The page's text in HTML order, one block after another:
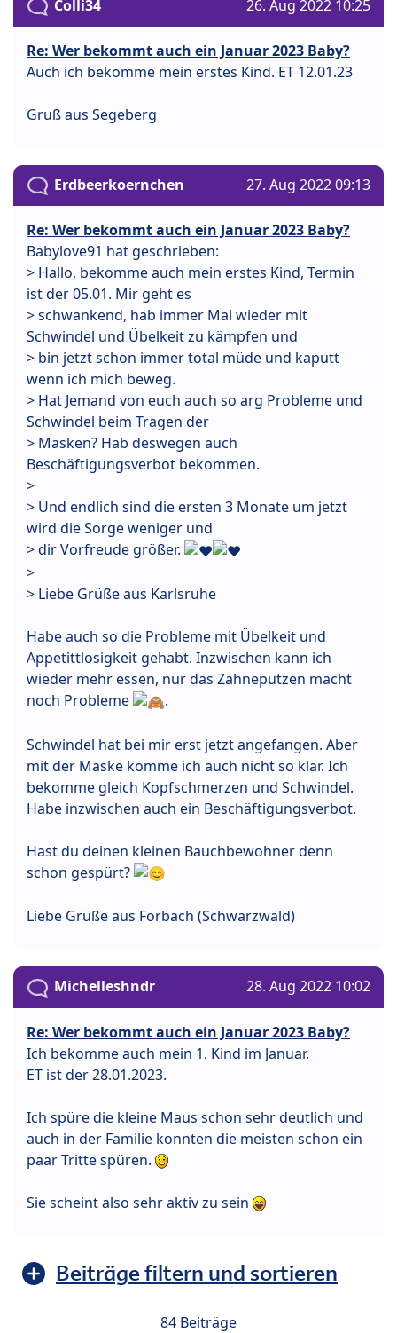
Colli34 26. Aug 2022 10:25
Re: Wer bekommt auch ein Januar 2023 Baby?
Auch ich bekomme mein erstes Kind. ET 12.01.23
Gruß aus Segeberg
Erdbeerkoernchen 27. Aug 2022 09:13
Re: Wer bekommt auch ein Januar 2023 Baby?
Babylove91 hat geschrieben:
> Hallo, bekomme auch mein erstes Kind, Termin
ist der 05.01. Mir geht es
> schwankend, hab immer Mal wieder mit
Schwindel und Übelkeit zu kämpfen und
> bin jetzt schon immer total müde und kaputt
wenn ich mich beweg.
> Hat Jemand von euch auch so arg Probleme und
Schwindel beim Tragen der
> Masken? Hab deswegen auch
Beschäftigungsverbot bekommen.
>
> Und endlich sind die ersten 3 Monate um jetzt
wird die Sorge weniger und
> dir Vorfreude größer.
>
> Liebe Grüße aus Karlsruhe
Habe auch so die Probleme mit Übelkeit und
Appetittlosigkeit gehabt. Inzwischen kann ich
wieder mehr essen, nur das Zähneputzen macht
noch Probleme
.
Schwindel hat bei mir erst jetzt angefangen. Aber
mit der Maske komme ich auch nicht so klar. Ich
bekomme gleich Kopfschmerzen und Schwindel.
Habe inzwischen auch ein Beschäftigungsverbot.
Hast du deinen kleinen Bauchbewohner denn
schon gespürt?
Liebe Grüße aus Forbach (Schwarzwald)
Michelleshndr 28. Aug 2022 10:02
Re: Wer bekommt auch ein Januar 2023 Baby?
Ich bekomme auch mein 1. Kind im Januar.
ET ist der 28.01.2023.
Ich spüre die kleine Maus schon sehr deutlich und
auch in der Familie konnten die meisten schon ein
paar Tritte spüren.
Sie scheint also sehr aktiv zu sein
Beiträge filtern und sortieren
84 Beiträge